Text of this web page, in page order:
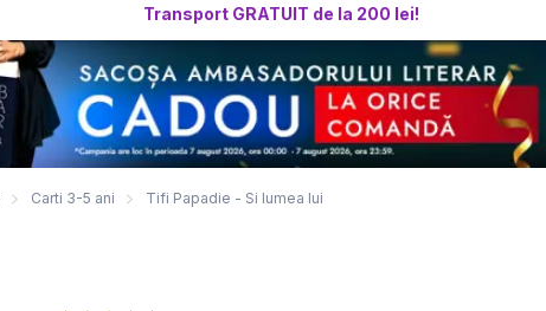
Transport GRATUIT de la 200 lei!
Carti 3-5 ani Tifi Papadie - Si lumea lui